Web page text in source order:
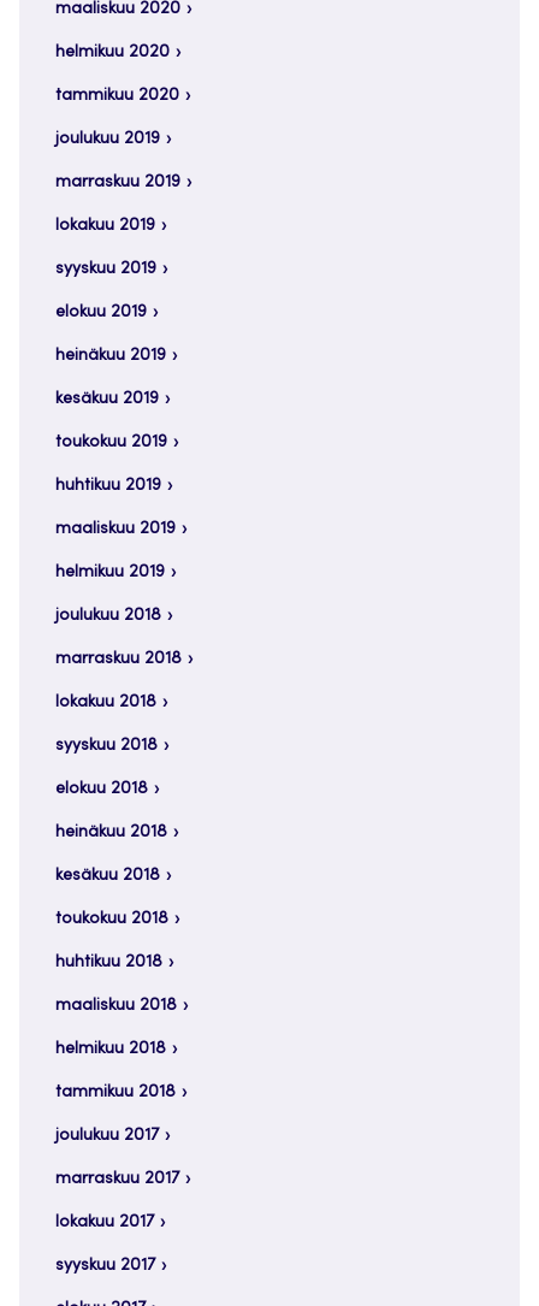
maaliskuu 2020
helmikuu 2020
tammikuu 2020
joulukuu 2019
marraskuu 2019
lokakuu 2019
syyskuu 2019
elokuu 2019
heinäkuu 2019
kesäkuu 2019
toukokuu 2019
huhtikuu 2019
maaliskuu 2019
helmikuu 2019
joulukuu 2018
marraskuu 2018
lokakuu 2018
syyskuu 2018
elokuu 2018
heinäkuu 2018
kesäkuu 2018
toukokuu 2018
huhtikuu 2018
maaliskuu 2018
helmikuu 2018
tammikuu 2018
joulukuu 2017
marraskuu 2017
lokakuu 2017
syyskuu 2017